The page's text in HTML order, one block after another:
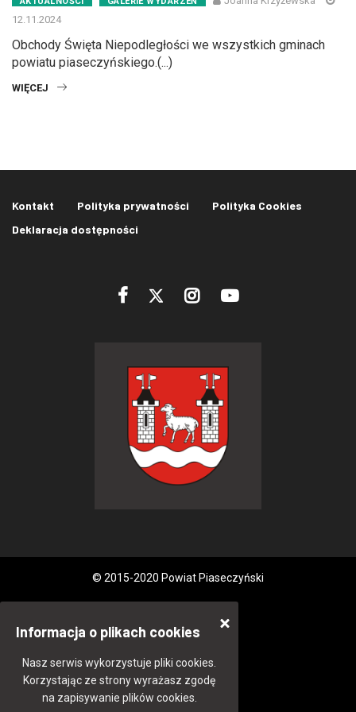
12.11.2024
Obchody Święta Niepodległości we wszystkich gminach
powiatu piaseczyńskiego.(...)
WIĘCEJ
Kontakt Polityka prywatności
Polityka Cookies
Deklaracja dostępności
© 2015-2020 Powiat Piaseczyński
Informacja o plikach cookies
Nasz serwis wykorzystuje pliki cookies.
Korzystając ze strony wyrażasz zgodę
na zapisywanie plików cookies.